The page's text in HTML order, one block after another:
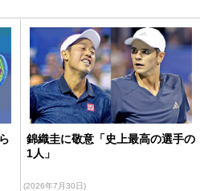
錦織圭に敬意「史上最高の選手の
1人」
(2026年7月30日)